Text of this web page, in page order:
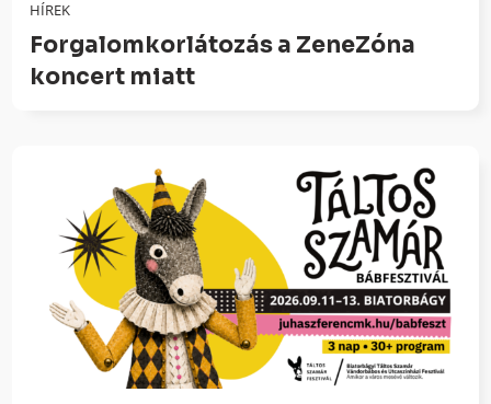
HÍREK
Forgalomkorlátozás a ZeneZóna
koncert miatt